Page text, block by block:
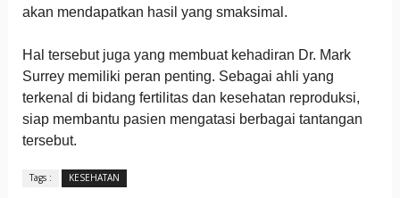
akan mendapatkan hasil yang smaksimal.
Hal tersebut juga yang membuat kehadiran Dr. Mark
Surrey memiliki peran penting. Sebagai ahli yang
terkenal di bidang fertilitas dan kesehatan reproduksi,
siap membantu pasien mengatasi berbagai tantangan
tersebut.
Tags : KESEHATAN